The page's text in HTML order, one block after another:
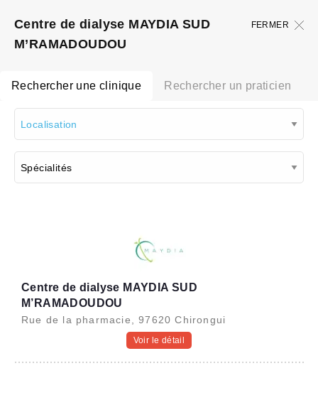
FERMER
Centre de dialyse MAYDIA SUD
M’RAMADOUDOU
Rechercher une clinique Rechercher un praticien
Centre de dialyse MAYDIA SUD
M’RAMADOUDOU
Rue de la pharmacie, 97620 Chirongui
Voir le détail